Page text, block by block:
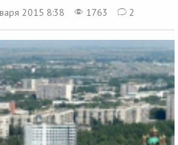
2015 8:38 1763 2